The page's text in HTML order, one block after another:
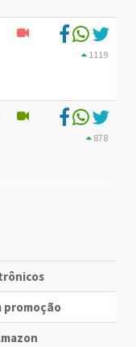
1119
878
promoção